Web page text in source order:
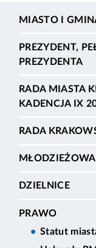
MIASTO I
PREZYDENT,
PREZYDENTA
RADA MIASTA
KADENCJA IX
RADA
DZIELNICE
PRAWO
Statut